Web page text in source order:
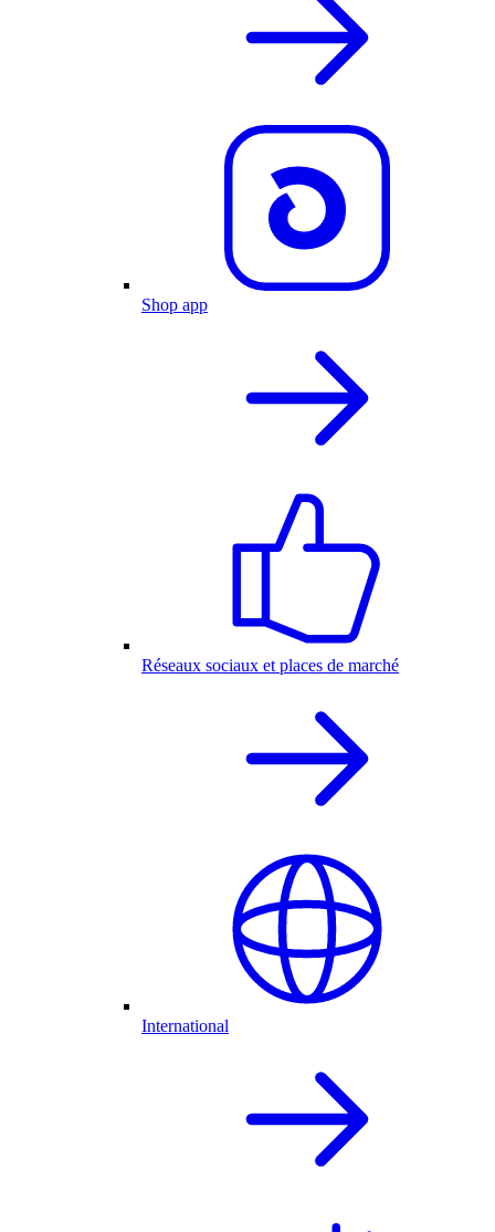
Shop app
Réseaux sociaux et places de marché
International